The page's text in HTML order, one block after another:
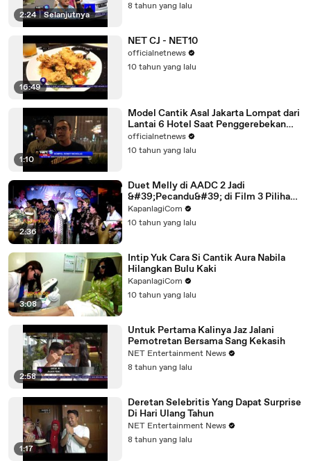
2:24 | Selanjutnya
8 tahun yang lalu
16:49
NET CJ - NET10
officialnetnews
10 tahun yang lalu
1:10
Model Cantik Asal Jakarta Lompat dari
Lantai 6 Hotel Saat Penggerebekan
Narkoba - NET5
officialnetnews
10 tahun yang lalu
2:36
Duet Melly di AADC 2 Jadi
&#39;Pecandu&#39; di Film 3 Pilihan
Hidup
KapanlagiCom
10 tahun yang lalu
3:08
Intip Yuk Cara Si Cantik Aura Nabila
Hilangkan Bulu Kaki
KapanlagiCom
10 tahun yang lalu
2:58
Untuk Pertama Kalinya Jaz Jalani
Pemotretan Bersama Sang Kekasih
NET Entertainment News
8 tahun yang lalu
1:17
Deretan Selebritis Yang Dapat Surprise
Di Hari Ulang Tahun
NET Entertainment News
8 tahun yang lalu